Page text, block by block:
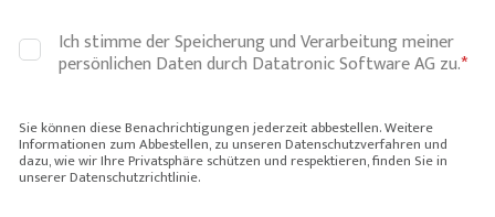
Ich stimme der Speicherung und Verarbeitung meiner
persönlichen Daten durch Datatronic Software AG zu.*
Sie können diese Benachrichtigungen jederzeit abbestellen. Weitere
Informationen zum Abbestellen, zu unseren Datenschutzverfahren und
dazu, wie wir Ihre Privatsphäre schützen und respektieren, finden Sie in
unserer Datenschutzrichtlinie.